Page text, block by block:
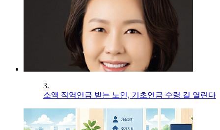
3.
소액 직역연금 받는 노인, 기초연금 수령 길 열린다